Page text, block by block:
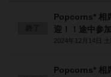
Popcorns* 相
迎！！途中参
2024年12月14日 土
Popcorns* 相